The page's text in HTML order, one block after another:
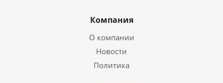
Компания
О компании
Новости
Политика